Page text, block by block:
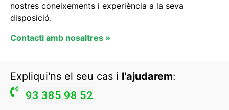
nostres coneixements i experiència a la seva
disposició.
Contacti amb nosaltres »
Expliqui'ns el seu cas i l'ajudarem:
93 385 98 52